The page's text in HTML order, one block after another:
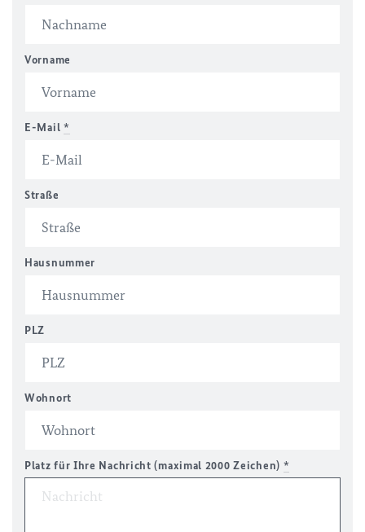
Vorname
E-Mail *
Straße
Hausnummer
PLZ
Wohnort
Platz für Ihre Nachricht (maximal 2000 Zeichen) *